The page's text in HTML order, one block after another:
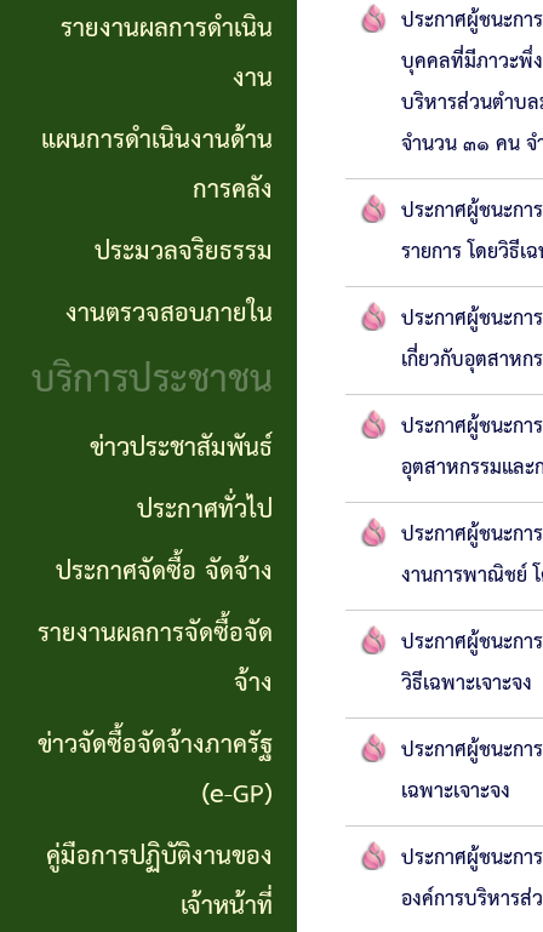
งาน
เจ้า
หน้าที่
การจัดการ
ความรู้
(Knowledge
KM)
การ
บริหาร
จัดการ
เสี่ยง
ท่อง
เที่ยว
งานด้าน
การคลัง
จริยธรรม
งาน
ตรวจ
สอบ
ภายใน
กำลัง
แผน
ส่วน
ตำบล
รายงานผลการดำเนิน
งาน
แผนการดำเนินงานด้าน
การคลัง
ประมวลจริยธรรม
งานตรวจสอบภายใน
บริการประชาชน
ข่าวประชาสัมพันธ์
ประกาศทั่วไป
ประกาศจัดซื้อ จัดจ้าง
รายงานผลการจัดซื้อจัด
จ้าง
ข่าวจัดซื้อจัดจ้างภาครัฐ
(e-GP)
คู่มือการปฏิบัติงานของ
เจ้าหน้าที่
ประกาศผู้ชนะก
บุคคลที่มีภาวะพึ่
บริหารส่วนตำบ
จำนวน ๓๑ คน จ
ประกาศผู้ชนะก
รายการ โดยวิธีเ
ประกาศผู้ชนะกา
เกี่ยวกับอุตสาหก
ประกาศผู้ชนะกา
อุตสาหกรรมและ
ประกาศผู้ชนะกา
งานการพาณิชย์
ประกาศผู้ชนะก
วิธีเฉพาะเจาะจง
ประกาศผู้ชนะกา
เฉพาะเจาะจง
ประกาศผู้ชนะก
องค์การบริหารส่